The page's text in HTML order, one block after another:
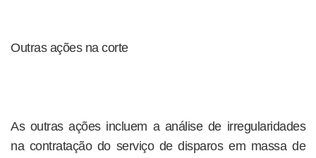
Outras ações na corte
As outras ações incluem a análise de irregularidades
na contratação do serviço de disparos em massa de